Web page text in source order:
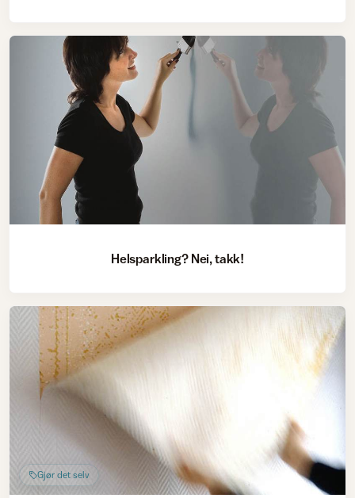
Helsparkling? Nei, takk!
Gjør det selv